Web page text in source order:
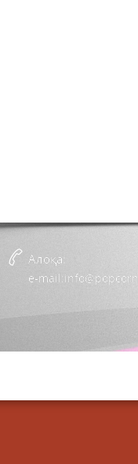
Алоқа:
e-